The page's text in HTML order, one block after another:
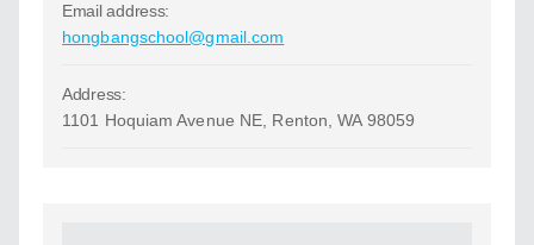
Email address:
hongbangschool@gmail.com
Address:
1101 Hoquiam Avenue NE, Renton, WA 98059